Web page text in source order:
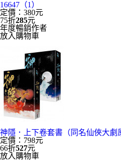
16647（1）
定價：380元
75折285元
年度暢銷作者
放入購物車
神隱．上下卷套書（同名仙俠大
定價：798元
66折527元
放入購物車